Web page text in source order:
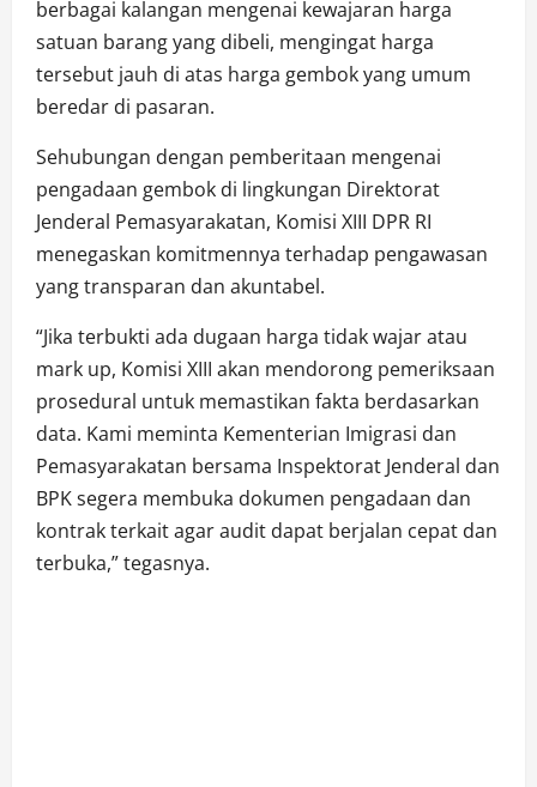
berbagai kalangan mengenai kewajaran harga
satuan barang yang dibeli, mengingat harga
tersebut jauh di atas harga gembok yang umum
beredar di pasaran.
Sehubungan dengan pemberitaan mengenai
pengadaan gembok di lingkungan Direktorat
Jenderal Pemasyarakatan, Komisi XIII DPR RI
menegaskan komitmennya terhadap pengawasan
yang transparan dan akuntabel.
“Jika terbukti ada dugaan harga tidak wajar atau
mark up, Komisi XIII akan mendorong pemeriksaan
prosedural untuk memastikan fakta berdasarkan
data. Kami meminta Kementerian Imigrasi dan
Pemasyarakatan bersama Inspektorat Jenderal dan
BPK segera membuka dokumen pengadaan dan
kontrak terkait agar audit dapat berjalan cepat dan
terbuka,” tegasnya.